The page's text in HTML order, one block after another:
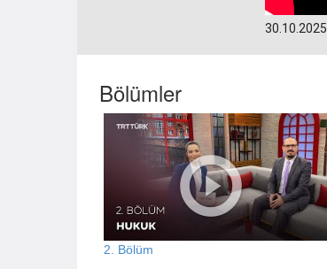
30.10.2025
Bölümler
2. Bölüm